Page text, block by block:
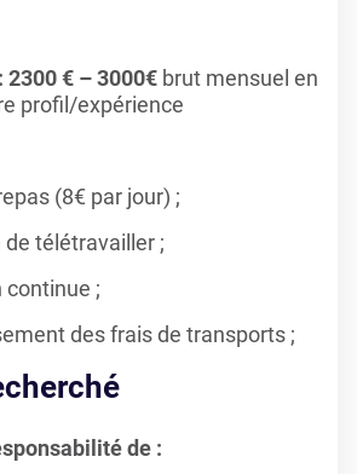
2300 € – 3000€ brut mensuel en
profil/expérience
(8€ par jour) ;
télétravailler ;
;
des frais de transports ;
de :